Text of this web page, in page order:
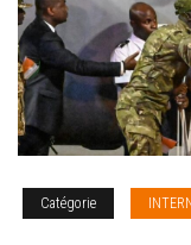
Catégorie